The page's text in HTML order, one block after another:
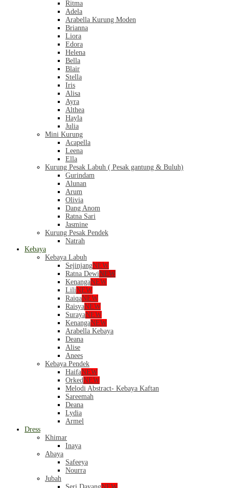
Ritma
Adela
Arabella Kurung Moden
Brianna
Liora
Edora
Helena
Bella
Blair
Stella
Iris
Alisa
Ayra
Althea
Hayla
Julia
Mini Kurung
Acapella
Leena
Ella
Kurung Pesak Labuh ( Pesak gantung & Buluh)
Gurindam
Alunan
Arum
Olivia
Dang Anom
Ratna Sari
Jasmine
Kurung Pesak Pendek
Natrah
Kebaya
Kebaya Labuh
SejinjangNEW
Ratna DewiNEW
KenangaNEW
LiliNEW
RaiqaNEW
RaisyaNEW
SurayaNEW
KenangaNEW
Arabella Kebaya
Deana
Alise
Anees
Kebaya Pendek
HaifaNEW
OrkedNEW
Melodi Abstract- Kebaya Kaftan
Sareemah
Deana
Lydia
Armel
Dress
Khimar
Inaya
Abaya
Safeeya
Nourra
Jubah